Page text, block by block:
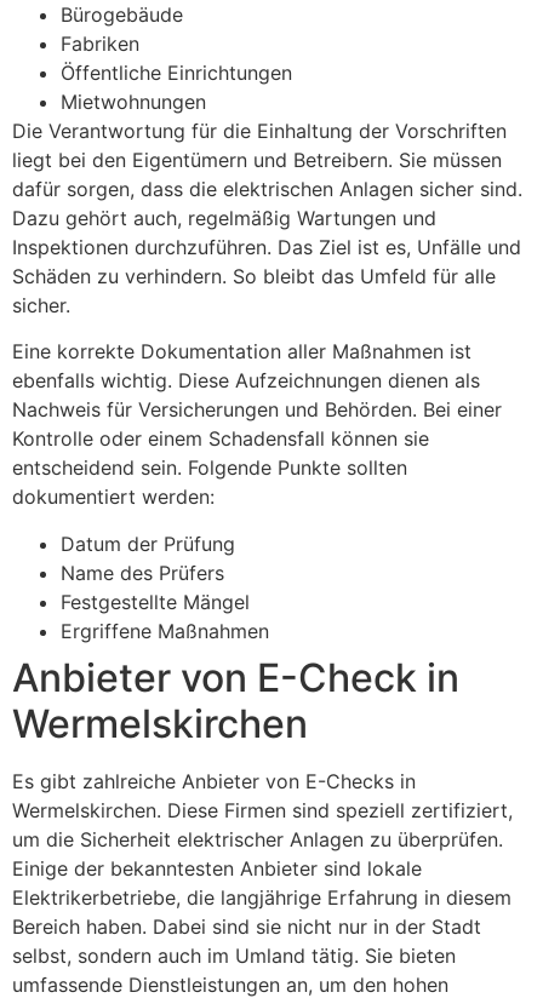
Bürogebäude
Fabriken
Öffentliche Einrichtungen
Mietwohnungen
Die Verantwortung für die Einhaltung der Vorschriften
liegt bei den Eigentümern und Betreibern. Sie müssen
dafür sorgen, dass die elektrischen Anlagen sicher sind.
Dazu gehört auch, regelmäßig Wartungen und
Inspektionen durchzuführen. Das Ziel ist es, Unfälle und
Schäden zu verhindern. So bleibt das Umfeld für alle
sicher.
Eine korrekte Dokumentation aller Maßnahmen ist
ebenfalls wichtig. Diese Aufzeichnungen dienen als
Nachweis für Versicherungen und Behörden. Bei einer
Kontrolle oder einem Schadensfall können sie
entscheidend sein. Folgende Punkte sollten
dokumentiert werden:
Datum der Prüfung
Name des Prüfers
Festgestellte Mängel
Ergriffene Maßnahmen
Anbieter von E-Check in
Wermelskirchen
Es gibt zahlreiche Anbieter von E-Checks in
Wermelskirchen. Diese Firmen sind speziell zertifiziert,
um die Sicherheit elektrischer Anlagen zu überprüfen.
Einige der bekanntesten Anbieter sind lokale
Elektrikerbetriebe, die langjährige Erfahrung in diesem
Bereich haben. Dabei sind sie nicht nur in der Stadt
selbst, sondern auch im Umland tätig. Sie bieten
umfassende Dienstleistungen an, um den hohen